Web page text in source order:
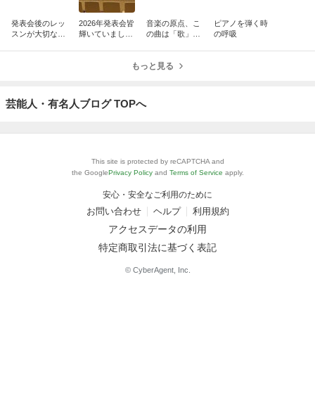
発表会後のレッ
スンが大切な理
2026年発表会皆
輝いていまし
音楽の原点、こ
の曲は「歌」？
ピアノを弾く時
の呼吸
もっと見る
芸能人・有名人ブログ TOPへ
This site is protected by reCAPTCHA and
the GooglePrivacy Policy and Terms of Service apply.
安心・安全なご利用のために
お問い合わせ ヘルプ 利用規約
アクセスデータの利用
特定商取引法に基づく表記
© CyberAgent, Inc.